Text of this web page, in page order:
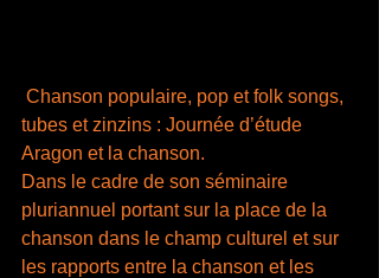
Chanson populaire, pop et folk songs,
tubes et zinzins : Journée d’étude
Aragon et la chanson.
Dans le cadre de son séminaire
pluriannuel portant sur la place de la
chanson dans le champ culturel et sur
les rapports entre la chanson et les